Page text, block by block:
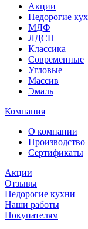
Акции
Недорогие
МДФ
ЛДСП
Классика
Современные
Угловые
Массив
Эмаль
Компания
О компании
Производство
Сертификаты
Акции
Отзывы
Недорогие кухни
Наши работы
Покупателям